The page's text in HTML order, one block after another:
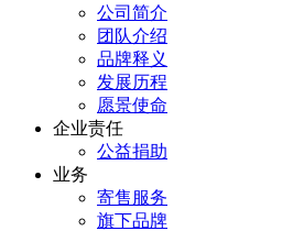
公司简介
团队介绍
品牌释义
发展历程
愿景使命
企业责任
公益捐助
业务
寄售服务
旗下品牌